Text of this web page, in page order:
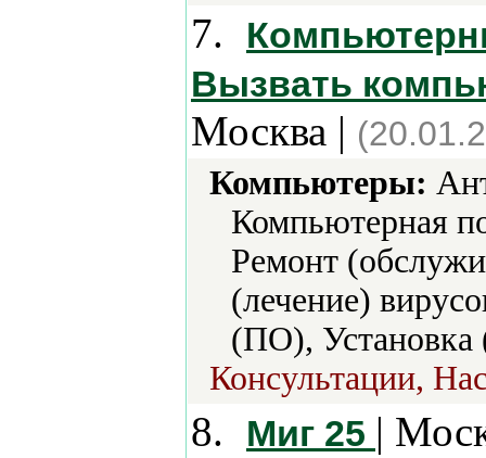
7.
Вызвать
Москва |
Компьютеры:
Компьютерная
Ремонт
(лечение)
(ПО), Установка
Консультации,
8. Миг 25 |